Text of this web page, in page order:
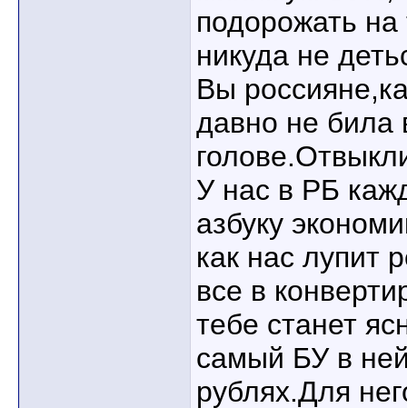
подорожать на
никуда не
Вы
давно не
У нас в РБ
азбуку
как нас лупит
все в
тебе станет
самый БУ в
рублях.Для